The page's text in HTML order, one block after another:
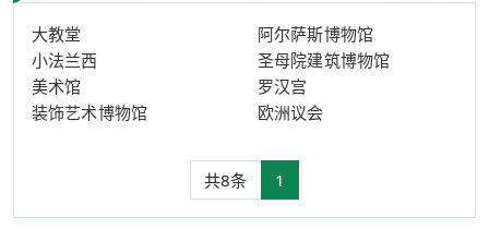
大教堂
阿尔萨斯博物馆
小法兰西
圣母院建筑博物馆
美术馆
罗汉宫
装饰艺术博物馆
欧洲议会
共8条 1